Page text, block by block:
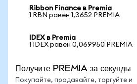
Ribbon Finance в Premia
1 RBN равен 1,3652 PREMIA
IDEX в Premia
1 IDEX равен 0,069950 PREMIA
Получите PREMIA за секунды
Покупайте, продавайте, торгуйте и